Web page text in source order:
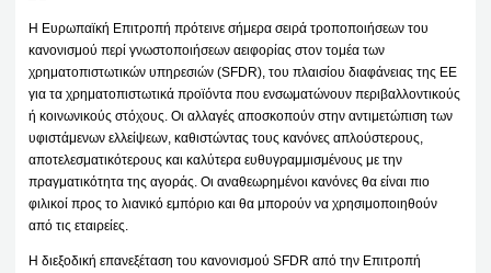
Η Ευρωπαϊκή Επιτροπή πρότεινε σήμερα σειρά τροποποιήσεων του
κανονισμού περί γνωστοποιήσεων αειφορίας στον τομέα των
χρηματοπιστωτικών υπηρεσιών (SFDR), του πλαισίου διαφάνειας της ΕΕ
για τα χρηματοπιστωτικά προϊόντα που ενσωματώνουν περιβαλλοντικούς
ή κοινωνικούς στόχους. Οι αλλαγές αποσκοπούν στην αντιμετώπιση των
υφιστάμενων ελλείψεων, καθιστώντας τους κανόνες απλούστερους,
αποτελεσματικότερους και καλύτερα ευθυγραμμισμένους με την
πραγματικότητα της αγοράς. Οι αναθεωρημένοι κανόνες θα είναι πιο
φιλικοί προς το λιανικό εμπόριο και θα μπορούν να χρησιμοποιηθούν
από τις εταιρείες.
Η διεξοδική επανεξέταση του κανονισμού SFDR από την Επιτροπή